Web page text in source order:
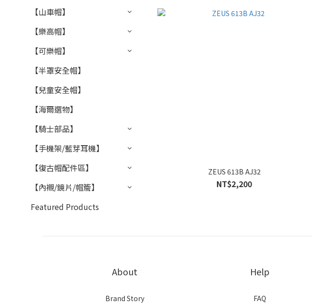
【山車帽】
【樂高帽】
【可樂帽】
【半罩安全帽】
【兒童安全帽】
【海爾選物】
【騎士部品】
【手機架/藍芽耳機】
【復古帽配件區】
【內襯/鏡片/帽簷】
Featured Products
ZEUS 613B AJ32
NT$2,200
About
Brand Story
Help
FAQ